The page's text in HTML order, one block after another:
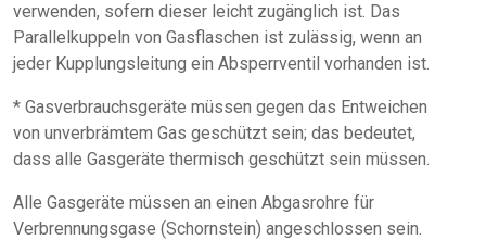
verwenden, sofern dieser leicht zugänglich ist. Das
Parallelkuppeln von Gasflaschen ist zulässig, wenn an
jeder Kupplungsleitung ein Absperrventil vorhanden ist.
* Gasverbrauchsgeräte müssen gegen das Entweichen
von unverbrämtem Gas geschützt sein; das bedeutet,
dass alle Gasgeräte thermisch geschützt sein müssen.
Alle Gasgeräte müssen an einen Abgasrohre für
Verbrennungsgase (Schornstein) angeschlossen sein.